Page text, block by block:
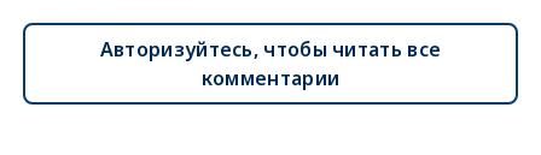
Авторизуйтесь, чтобы читать все
комментарии